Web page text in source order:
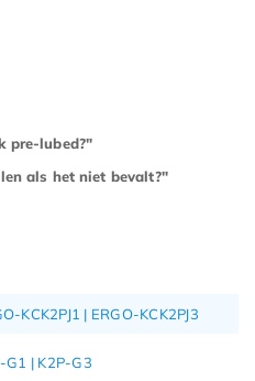
pre-lubed?"
als het niet bevalt?"
KCK2PJ1 | ERGO-KCK2PJ3
G1 | K2P-G3